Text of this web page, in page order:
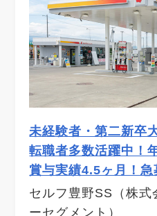
未経験者・第二新卒
転職者多数活躍中！
賞与実績4.5ヶ月！急
セルフ豊野SS（株式
ーセグメント）